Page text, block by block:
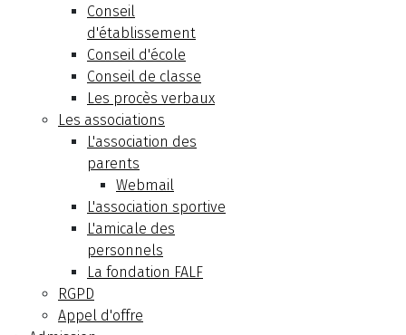
Conseil
d'établissement
Conseil d'école
Conseil de classe
Les procès verbaux
Les associations
L'association des
parents
Webmail
L'association sportive
L'amicale des
personnels
La fondation FALF
RGPD
Appel d'offre